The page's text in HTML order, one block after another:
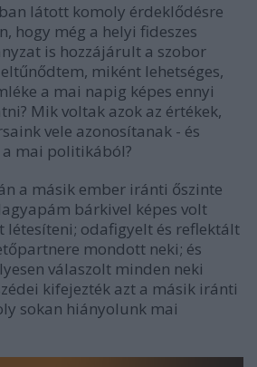
látott komoly érdeklődésre
hogy még a helyi fideszes
is hozzájárult a szobor
miként lehetséges,
a mai napig képes ennyi
Mik voltak azok az értékek,
vele azonosítanak - és
mai politikából?
a másik ember iránti őszinte
bárkivel képes volt
létesíteni; odafigyelt és reflektált
mondott neki; és
válaszolt minden neki
kifejezték azt a másik iránti
sokan hiányolunk mai